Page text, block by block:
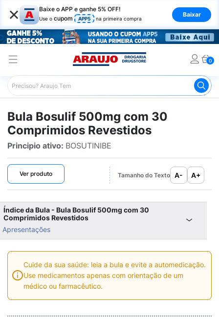
× Baixe o APP e ganhe 5% OFF!
Use o cupom APP5 na primeira compra
Baixar
0
Araujo Bulário Araujo Bosulif 500mg com 30
Bula Bosulif 500mg com 30
Comprimidos Revestidos
Principio ativo: BOSUTINIBE
Ver produto Tamanho do Texto A- A+
Índice da Bula - Bula Bosulif 500mg com 30
Comprimidos Revestidos
Apresentações
Cuide da sua saúde: leia a bula e evite a automedicação.
Use medicamentos apenas com orientação de um
médico ou farmacêutico.